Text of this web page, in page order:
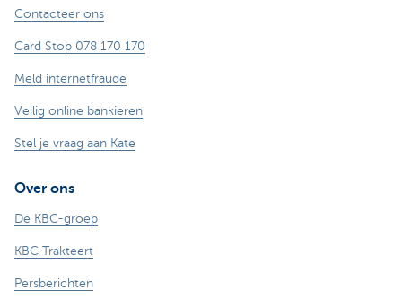
Contacteer ons
Card Stop 078 170 170
Meld internetfraude
Veilig online bankieren
Stel je vraag aan Kate
Over ons
De KBC-groep
KBC Trakteert
Persberichten